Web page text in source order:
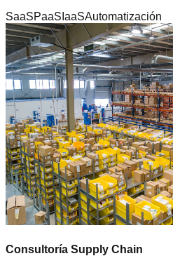
SaaSPaaS IaaSAutomatización
Consultoría Supply Chain